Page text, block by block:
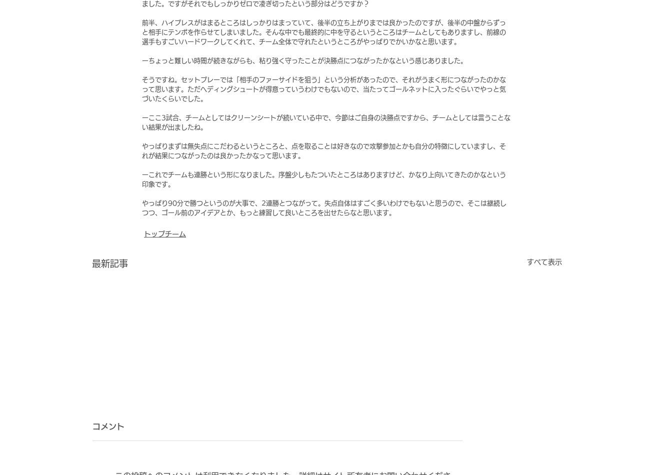
ました。ですがそれでもしっかりゼロで凌ぎ切ったという部分はどうですか？
前半、ハイプレスがはまるところはしっかりはまっていて、後半の立ち上がりまでは良かったのですが、後半の中盤からずっ
と相手にテンポを作らせてしまいました。そんな中でも最終的に中を守るというところはチームとしてもありますし、前線の
選手もすごいハードワークしてくれて、チーム全体で守れたというところがやっぱりでかいかなと思います。
ーちょっと難しい時間が続きながらも、粘り強く守ったことが決勝点につながったかなという感じありました。
そうですね。セットプレーでは「相手のファーサイドを狙う」という分析があったので、それがうまく形につながったのかな
って思います。ただヘディングシュートが得意っていうわけでもないので、当たってゴールネットに入ったぐらいでやっと気
づいたくらいでした。
ーここ3試合、チームとしてはクリーンシートが続いている中で、今節はご自身の決勝点ですから、チームとしては言うことな
い結果が出ましたね。
やっぱりまずは無失点にこだわるというところと、点を取ることは好きなので攻撃参加とかも自分の特徴にしていますし、そ
れが結果につながったのは良かったかなって思います。
ーこれでチームも連勝という形になりました。序盤少しもたついたところはありますけど、かなり上向いてきたのかなという
印象です。
やっぱり90分で勝つというのが大事で、2連勝とつながって。失点自体はすごく多いわけでもないと思うので、そこは継続し
つつ、ゴール前のアイデアとか、もっと練習して良いところを出せたらなと思います。
トップチーム
最新記事 すべて表示
コメント